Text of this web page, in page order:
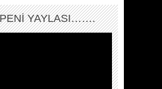
YAYLASI…….